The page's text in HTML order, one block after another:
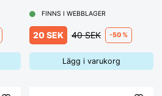
FINNS I WEBBLAGER
20 SEK 40 SEK -50 %
Lägg i varukorg